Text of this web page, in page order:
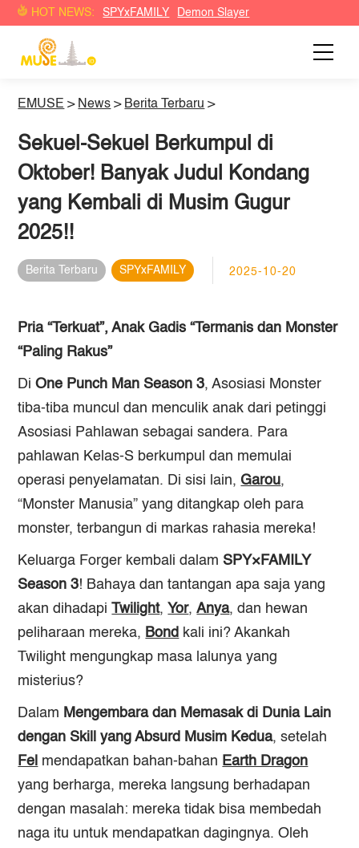
HOT NEWS: SPYxFAMILY Demon Slayer
EMUSE > News > Berita Terbaru >
Sekuel-Sekuel Berkumpul di
Oktober! Banyak Judul Kondang
yang Kembali di Musim Gugur
2025!!
Berita Terbaru SPYxFAMILY 2025-10-20
Pria “Terkuat”, Anak Gadis “Termanis dan Monster
“Paling Rakus”
DiOne Punch Man Season 3, Asosiasi Monster
tiba-tiba muncul dan menculik anak dari petinggi
Asosiasi Pahlawan sebagai sandera. Para
pahlawan Kelas-S berkumpul dan memulai
operasi penyelamatan. Di sisi lain, Garou,
“Monster Manusia” yang ditangkap oleh para
monster, terbangun di markas rahasia mereka!
Keluarga Forger kembali dalam SPY×FAMILY
Season 3! Bahaya dan tantangan apa saja yang
akan dihadapiTwilight, Yor,Anya, dan hewan
peliharaan mereka, Bond kali ini? Akankah
Twilight mengungkap masa lalunya yang
misterius?
Dalam Mengembara dan Memasak di Dunia Lain
dengan Skill yang Absurd Musim Kedua, setelah
Fel mendapatkan bahan-bahan Earth Dragon
yang berharga, mereka langsung berhadapan
dengan masalah: mereka tidak bisa membedah
naga itu untuk mendapatkan dagingnya. Oleh